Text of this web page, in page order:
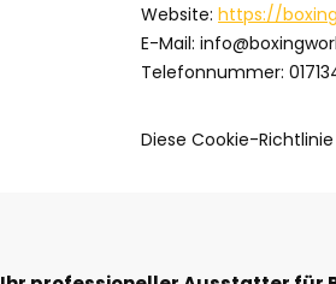
Website: https://
E-Mail: info@
Telefonnummer:
Diese Cookie-